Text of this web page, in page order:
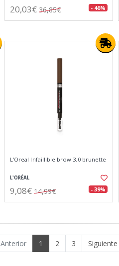
20,03€ 36,85€ - 46%
L'Oreal Infaillible brow 3.0 brunette
L'ORÉAL
9,08€ 14,99€ - 39%
Anterior 1 2 3 Siguiente